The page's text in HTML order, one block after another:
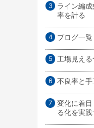
ライン編
率を計る
ブログ一覧
工場見え
不良率と
変化に着
る化を実践